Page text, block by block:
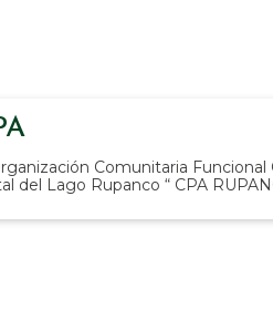
Comunitaria Funcional
del Lago Rupanco “ CPA